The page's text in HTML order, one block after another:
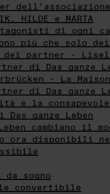
HILDE e MARTA
di ogni
sono più che solo
dei partner -
di Das ganze
- La
di Das ganze
e la
ganze Leben
cambiano il
ora disponibili nel
da sogno
convertibile